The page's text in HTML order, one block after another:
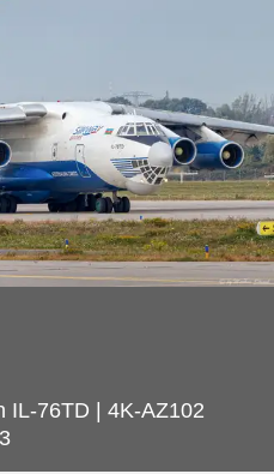
IL-76TD | 4K-AZ102